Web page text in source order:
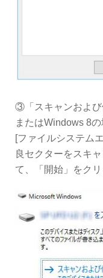
③「スキャンおよび
またはWindows 8の
[ファイルシステム
良セクターをスキ
て、「開始」をクリ